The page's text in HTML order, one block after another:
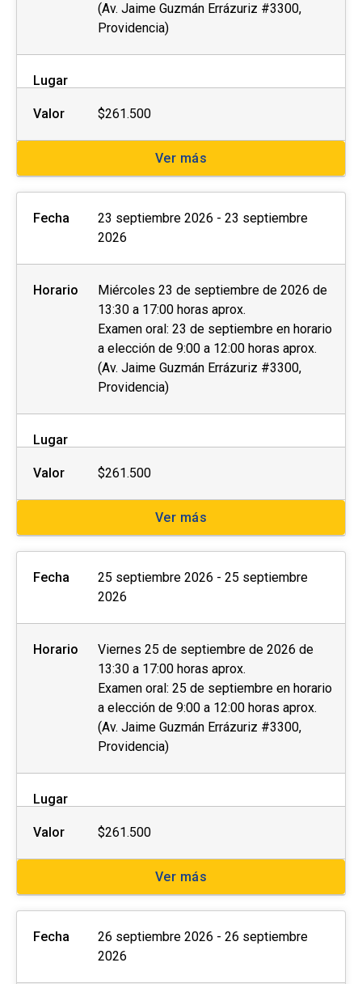
(Av. Jaime Guzmán Errázuriz #3300,
Providencia)
Lugar
Valor $261.500
Ver más
Fecha
23 septiembre 2026 - 23 septiembre
2026
Horario
Miércoles 23 de septiembre de 2026 de
13:30 a 17:00 horas aprox.
Examen oral: 23 de septiembre en horario
a elección de 9:00 a 12:00 horas aprox.
(Av. Jaime Guzmán Errázuriz #3300,
Providencia)
Lugar
Valor $261.500
Ver más
Fecha
25 septiembre 2026 - 25 septiembre
2026
Horario
Viernes 25 de septiembre de 2026 de
13:30 a 17:00 horas aprox.
Examen oral: 25 de septiembre en horario
a elección de 9:00 a 12:00 horas aprox.
(Av. Jaime Guzmán Errázuriz #3300,
Providencia)
Lugar
Valor $261.500
Ver más
Fecha
26 septiembre 2026 - 26 septiembre
2026